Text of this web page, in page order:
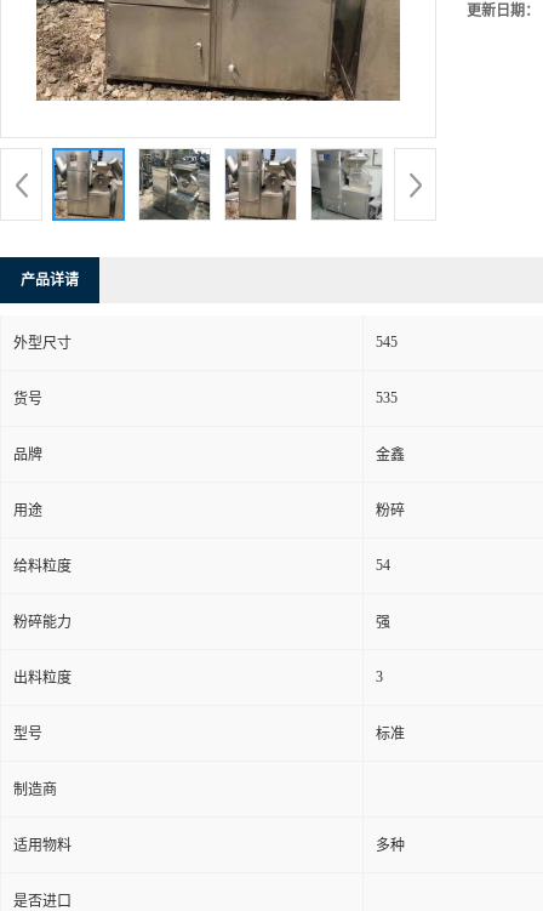
更新日期：
产品详请
外型尺寸 545
货号 535
品牌 金鑫
用途 粉碎
给料粒度 54
粉碎能力 强
出料粒度 3
型号 标准
制造商
适用物料 多种
是否进口